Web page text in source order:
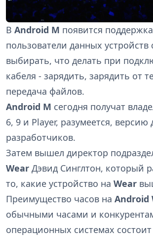
В Android M появится поддержка
пользователи данных устройств
выбирать, что делать при
кабеля - зарядить, зарядить от
передача файлов.
Android M сегодня получат
6, 9 и Player, разумеется, версию
разработчиков.
Затем вышел директор
Wear Дэвид Синглтон, который
то, какие устройство на Wear
Преимущество часов на Android
обычными часами и
операционных системах